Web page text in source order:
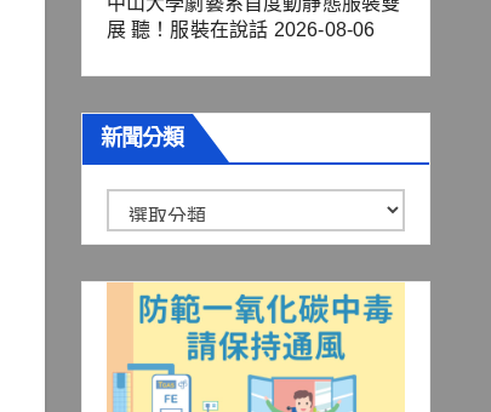
展 聽！服裝在說話 2026-08-06
新聞分類
聞
分